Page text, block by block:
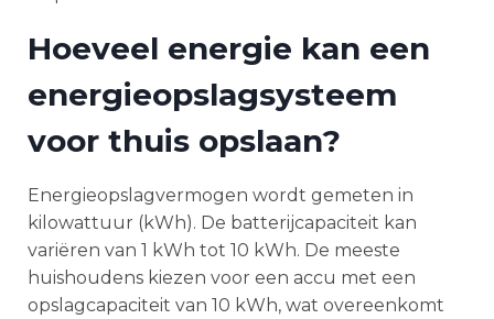
Hoeveel energie kan een
energieopslagsysteem
voor thuis opslaan?
Energieopslagvermogen wordt gemeten in
kilowattuur (kWh). De batterijcapaciteit kan
variëren van 1 kWh tot 10 kWh. De meeste
huishoudens kiezen voor een accu met een
opslagcapaciteit van 10 kWh, wat overeenkomt